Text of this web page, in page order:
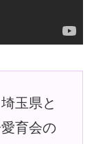
玉県と
育会の